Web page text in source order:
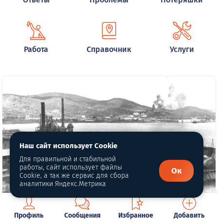
Работа Справочник Услуги
Глава 14. Что такое счастье?
Профиль Сообщения Избранное Добавить
Наш сайт использует Cookie
Для правильной и стабильной
работы, сайт использует файлы
Cookie, а так же сервис для сбора
аналитики Яндекс.Метрика
Ок